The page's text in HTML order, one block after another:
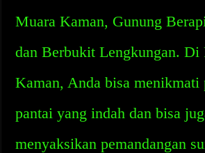
Muara Kaman, Gunung
dan Berbukit Lengkungan. Di
Kaman, Anda bisa menikmati
pantai yang indah dan bisa
menyaksikan pemandangan